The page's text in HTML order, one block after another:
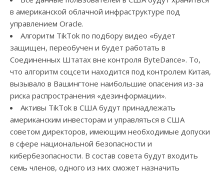
в американской облачной инфраструктуре под
управлением Oracle.
Алгоритм TikTok по подбору видео «будет
защищен, переобучен и будет работать в
Соединенных Штатах вне контроля ByteDance». То,
что алгоритм соцсети находится под контролем Китая,
вызывало в Вашингтоне наибольшие опасения из-за
риска распространения «дезинформации».
Активы TikTok в США будут принадлежать
американским инвесторам и управляться в США
советом директоров, имеющим необходимые допуски
в сфере национальной безопасности и
кибербезопасности. В состав совета будут входить
семь членов, одного из них сможет назначить